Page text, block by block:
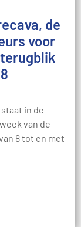
de
voor
in de
van de
8 tot en met